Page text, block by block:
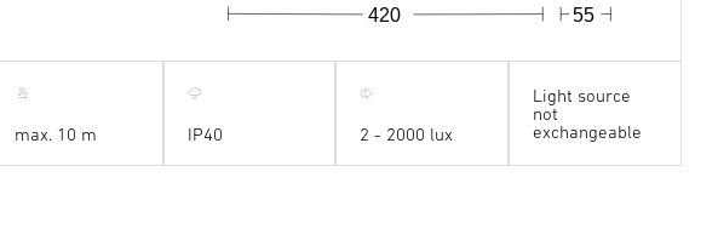
55
420
max. 10 m IP40 2 - 2000 lux
Light source
not
exchangeable